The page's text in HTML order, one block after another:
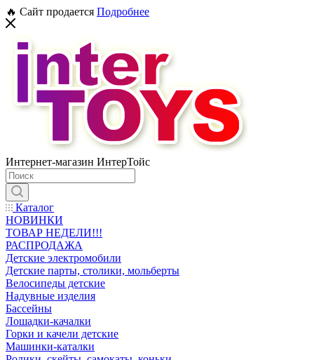
🔥 Сайт продается Подробнее
Интернет-магазин ИнтерТойс
Каталог
НОВИНКИ
ТОВАР НЕДЕЛИ!!!
РАСПРОДАЖА
Детские электромобили
Детские парты, столики, мольберты
Велосипеды детские
Надувные изделия
Бассейны
Лошадки-качалки
Горки и качели детские
Машинки-каталки